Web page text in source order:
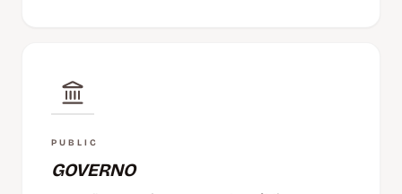
PUBLIC
GOVERNO